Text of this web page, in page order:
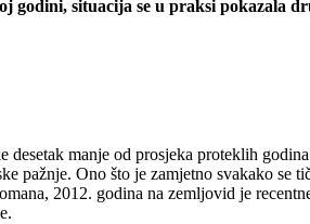
godini, situacija se u praksi pokazala
manje od prosjeka proteklih
Ono što je zamjetno svakako se
2012. godina na zemljovid je